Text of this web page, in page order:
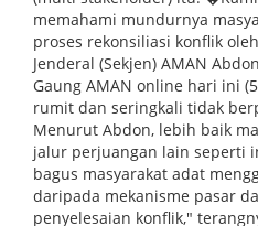
memahami mundurnya
proses rekonsiliasi konflik
Jenderal (Sekjen) AMAN
Gaung AMAN online hari ini
rumit dan seringkali tidak
Menurut Abdon, lebih baik
jalur perjuangan lain seperti
bagus masyarakat adat
daripada mekanisme pasar
penyelesaian konflik,"